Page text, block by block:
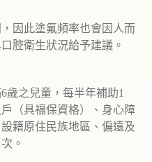
因此塗氟頻率也會因人而
腔衛生狀況給予建議。
歲之兒童，每半年補助1
（具福保資格）、身心障
籍原住民族地區、偏遠及
。